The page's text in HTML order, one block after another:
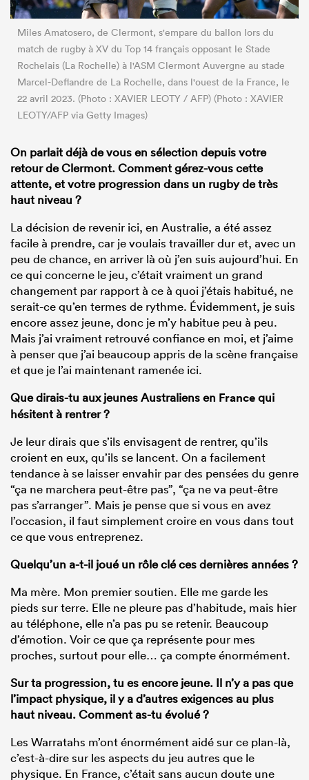
Miles Amatosero, de Clermont, s'empare du ballon lors du
match de rugby à XV du Top 14 français opposant le Stade
Rochelais (La Rochelle) à l'ASM Clermont Auvergne au stade
Marcel-Deflandre de La Rochelle, dans l'ouest de la France, le
22 avril 2023. (Photo : XAVIER LEOTY / AFP) (Photo : XAVIER
LEOTY/AFP via Getty Images)
On parlait déjà de vous en sélection depuis votre
retour de Clermont. Comment gérez-vous cette
attente, et votre progression dans un rugby de très
haut niveau ?
La décision de revenir ici, en Australie, a été assez
facile à prendre, car je voulais travailler dur et, avec un
peu de chance, en arriver là où j’en suis aujourd’hui. En
ce qui concerne le jeu, c’était vraiment un grand
changement par rapport à ce à quoi j’étais habitué, ne
serait-ce qu’en termes de rythme. Évidemment, je suis
encore assez jeune, donc je m’y habitue peu à peu.
Mais j’ai vraiment retrouvé confiance en moi, et j’aime
à penser que j’ai beaucoup appris de la scène française
et que je l’ai maintenant ramenée ici.
Que dirais-tu aux jeunes Australiens en Francequi
hésitent à rentrer ?
Je leur dirais que s’ils envisagent de rentrer, qu’ils
croient en eux, qu’ils se lancent. On a facilement
tendance à se laisser envahir par des pensées du genre
“ça ne marchera peut-être pas”, “ça ne va peut-être
pas s’arranger”. Mais je pense que si vous en avez
l’occasion, il faut simplement croire en vous dans tout
ce que vous entreprenez.
Quelqu’un a-t-il joué un rôle clé ces dernières années ?
Ma mère. Mon premier soutien. Elle me garde les
pieds sur terre. Elle ne pleure pas d’habitude, mais hier
au téléphone, elle n’a pas pu se retenir. Beaucoup
d’émotion. Voir ce que ça représente pour mes
proches, surtout pour elle… ça compte énormément.
Sur ta progression, tu es encore jeune. Il n’y a pas que
l’impact physique, il y a d’autres exigences au plus
haut niveau. Comment as-tu évolué ?
Les Warratahs m’ont énormément aidé sur ce plan-là,
c’est-à-dire sur les aspects du jeu autres que le
physique. En France, c’était sans aucun doute une